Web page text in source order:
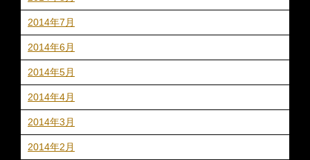
2014年7月
2014年6月
2014年5月
2014年4月
2014年3月
2014年2月